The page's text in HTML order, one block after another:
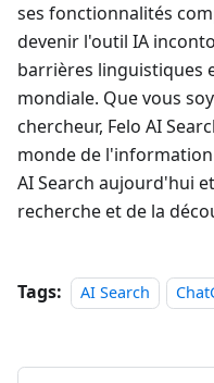
ses fonctionnalités
devenir l'outil IA
barrières linguistiques
mondiale. Que vous
chercheur, Felo AI
monde de l'information
AI Search aujourd'hui
recherche et de la
Tags: AI Search